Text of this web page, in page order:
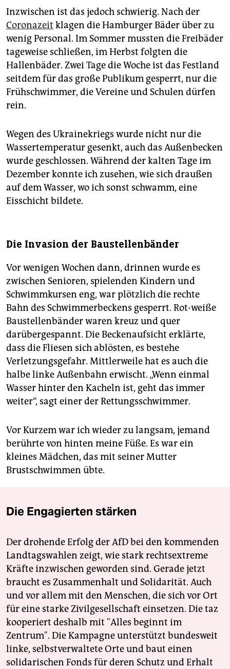
Inzwischen ist das jedoch schwierig. Nach der
Coronazeit klagen die Hamburger Bäder über zu
wenig Personal. Im Sommer mussten die Freibäder
tageweise schließen, im Herbst folgten die
Hallenbäder. Zwei Tage die Woche ist das Festland
seitdem für das große Publikum gesperrt, nur die
Frühschwimmer, die Vereine und Schulen dürfen
rein.
Wegen des Ukrainekriegs wurde nicht nur die
Wassertemperatur gesenkt, auch das Außenbecken
wurde geschlossen. Während der kalten Tage im
Dezember konnte ich zusehen, wie sich draußen
auf dem Wasser, wo ich sonst schwamm, eine
Eisschicht bildete.
Die Invasion der Baustellenbänder
Vor wenigen Wochen dann, drinnen wurde es
zwischen Senioren, spielenden Kindern und
Schwimmkursen eng, war plötzlich die rechte
Bahn des Schwimmerbeckens gesperrt. Rot-weiße
Baustellenbänder waren kreuz und quer
darübergespannt. Die Beckenaufsicht erklärte,
dass die Fliesen sich ablösten, es bestehe
Verletzungsgefahr. Mittlerweile hat es auch die
halbe linke Außenbahn erwischt. „Wenn einmal
Wasser hinter den Kacheln ist, geht das immer
weiter“, sagt einer der Rettungsschwimmer.
Vor Kurzem war ich wieder zu langsam, jemand
berührte von hinten meine Füße. Es war ein
kleines Mädchen, das mit seiner Mutter
Brustschwimmen übte.
Die Engagierten stärken
Der drohende Erfolg der AfD bei den kommenden
Landtagswahlen zeigt, wie stark rechtsextreme
Kräfte inzwischen geworden sind. Gerade jetzt
braucht es Zusammenhalt und Solidarität. Auch
und vor allem mit den Menschen, die sich vor Ort
für eine starke Zivilgesellschaft einsetzen. Die taz
kooperiert deshalb mit "Alles beginnt im
Zentrum". Die Kampagne unterstützt bundesweit
linke, selbstverwaltete Orte und baut einen
solidarischen Fonds für deren Schutz und Erhalt